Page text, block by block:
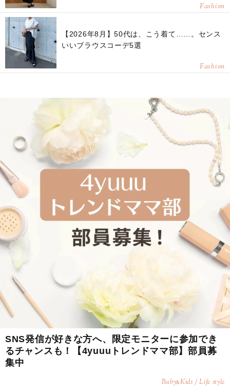
Fashion
【2026年8月】50代は、こう着て……。センス
いいブラウスコーデ5選
Fashion
SNS発信が好きな方へ、限定モニターに参加でき
るチャンスも！【4yuuuトレンドママ部】部員募
集中
Baby&Kids / Life style